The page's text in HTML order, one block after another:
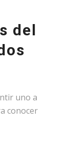
del
uno a
conocer